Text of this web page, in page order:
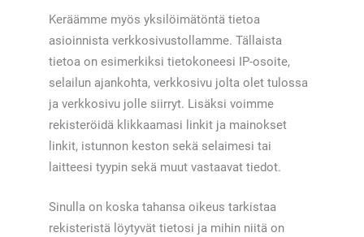
Keräämme myös yksilöimätöntä tietoa
asioinnista verkkosivustollamme. Tällaista
tietoa on esimerkiksi tietokoneesi IP-osoite,
selailun ajankohta, verkkosivu jolta olet tulossa
ja verkkosivu jolle siirryt. Lisäksi voimme
rekisteröidä klikkaamasi linkit ja mainokset
linkit, istunnon keston sekä selaimesi tai
laitteesi tyypin sekä muut vastaavat tiedot.
Sinulla on koska tahansa oikeus tarkistaa
rekisteristä löytyvät tietosi ja mihin niitä on